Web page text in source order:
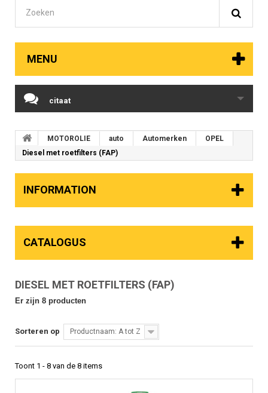
MENU
citaat
MOTOROLIE auto Automerken
OPEL
Diesel met roetfilters (FAP)
INFORMATION
CATALOGUS
DIESEL MET ROETFILTERS (FAP)
Er zijn 8 producten
Sorteren op Productnaam: A tot Z
Toont 1 - 8 van de 8 items